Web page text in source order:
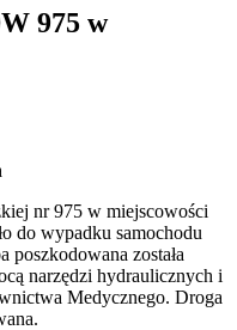
975 w
nr 975 w miejscowości
do wypadku samochodu
poszkodowana została
narzędzi hydraulicznych i
Medycznego. Droga